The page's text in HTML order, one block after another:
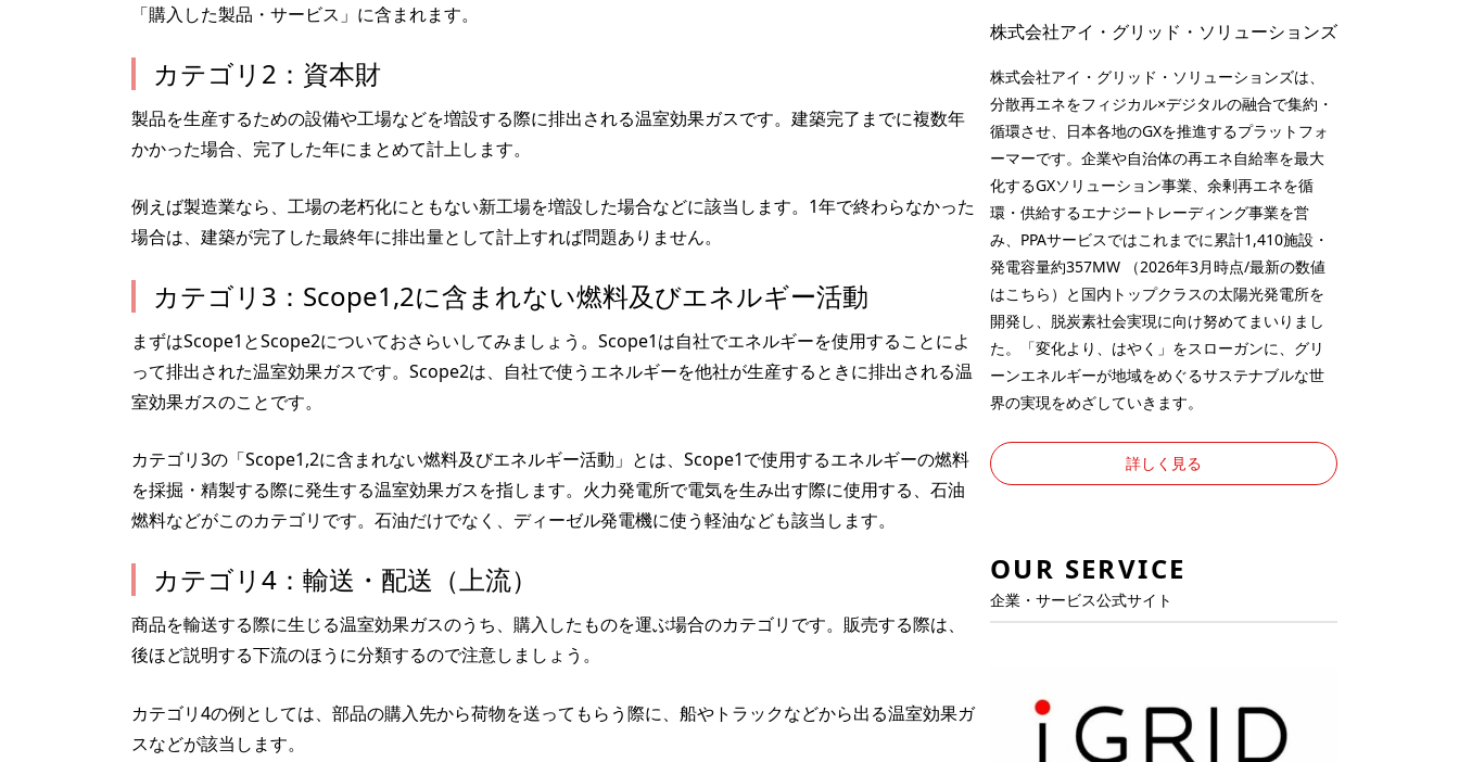
「購入した製品・サービス」に含まれます。
カテゴリ2：資本財
製品を生産するための設備や工場などを増設する際に排出される温室効果ガスです。建築完了までに複数年
かかった場合、完了した年にまとめて計上します。
例えば製造業なら、工場の老朽化にともない新工場を増設した場合などに該当します。1年で終わらなかった
場合は、建築が完了した最終年に排出量として計上すれば問題ありません。
カテゴリ3：Scope1,2に含まれない燃料及びエネルギー活動
まずはScope1とScope2についておさらいしてみましょう。Scope1は自社でエネルギーを使用することによ
って排出された温室効果ガスです。Scope2は、自社で使うエネルギーを他社が生産するときに排出される温
室効果ガスのことです。
カテゴリ3の「Scope1,2に含まれない燃料及びエネルギー活動」とは、Scope1で使用するエネルギーの燃料
を採掘・精製する際に発生する温室効果ガスを指します。火力発電所で電気を生み出す際に使用する、石油
燃料などがこのカテゴリです。石油だけでなく、ディーゼル発電機に使う軽油なども該当します。
カテゴリ4：輸送・配送（上流）
商品を輸送する際に生じる温室効果ガスのうち、購入したものを運ぶ場合のカテゴリです。販売する際は、
後ほど説明する下流のほうに分類するので注意しましょう。
カテゴリ4の例としては、部品の購入先から荷物を送ってもらう際に、船やトラックなどから出る温室効果ガ
スなどが該当します。
株式会社アイ・グリッド・ソリューションズ
株式会社アイ・グリッド・ソリューションズは、
分散再エネをフィジカル×デジタルの融合で集約・
循環させ、日本各地のGXを推進するプラットフォ
ーマーです。企業や自治体の再エネ自給率を最大
化するGXソリューション事業、余剰再エネを循
環・供給するエナジートレーディング事業を営
み、PPAサービスではこれまでに累計1,410施設・
発電容量約357MW （2026年3月時点/最新の数値
はこちら ）と国内トップクラスの太陽光発電所を
開発し、脱炭素社会実現に向け努めてまいりまし
た。「変化より、はやく」をスローガンに、グリ
ーンエネルギーが地域をめぐるサステナブルな世
界の実現をめざしていきます。
詳しく見る
OUR SERVICE
企業・サービス公式サイト